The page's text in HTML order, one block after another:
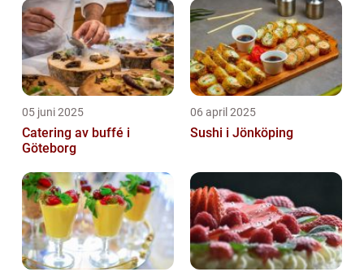
05 juni 2025
Catering av buffé i
Göteborg
06 april 2025
Sushi i Jönköping